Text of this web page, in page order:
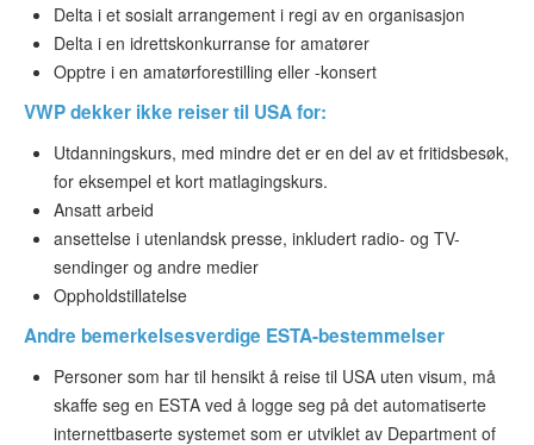
Delta i et sosialt arrangement i regi av en organisasjon
Delta i en idrettskonkurranse for amatører
Opptre i en amatørforestilling eller -konsert
VWP dekker ikke reiser til USA for:
Utdanningskurs, med mindre det er en del av et fritidsbesøk,
for eksempel et kort matlagingskurs.
Ansatt arbeid
ansettelse i utenlandsk presse, inkludert radio- og TV-
sendinger og andre medier
Oppholdstillatelse
Andre bemerkelsesverdige ESTA-bestemmelser
Personer som har til hensikt å reise til USA uten visum, må
skaffe seg en ESTA ved å logge seg på det automatiserte
internettbaserte systemet som er utviklet av Department of